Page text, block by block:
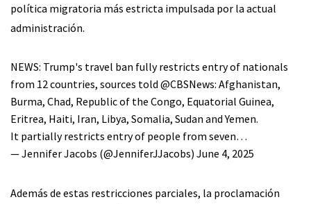
política migratoria más estricta impulsada por la actual
administración.
NEWS: Trump's travel ban fully restricts entry of nationals
from 12 countries, sources told @CBSNews: Afghanistan,
Burma, Chad, Republic of the Congo, Equatorial Guinea,
Eritrea, Haiti, Iran, Libya, Somalia, Sudan and Yemen.
It partially restricts entry of people from seven…
— Jennifer Jacobs (@JenniferJJacobs) June 4, 2025
Además de estas restricciones parciales, la proclamación